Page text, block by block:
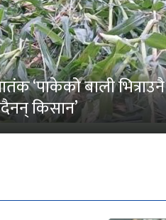
‘पाकेको बाली भित्राउनै
किसान’